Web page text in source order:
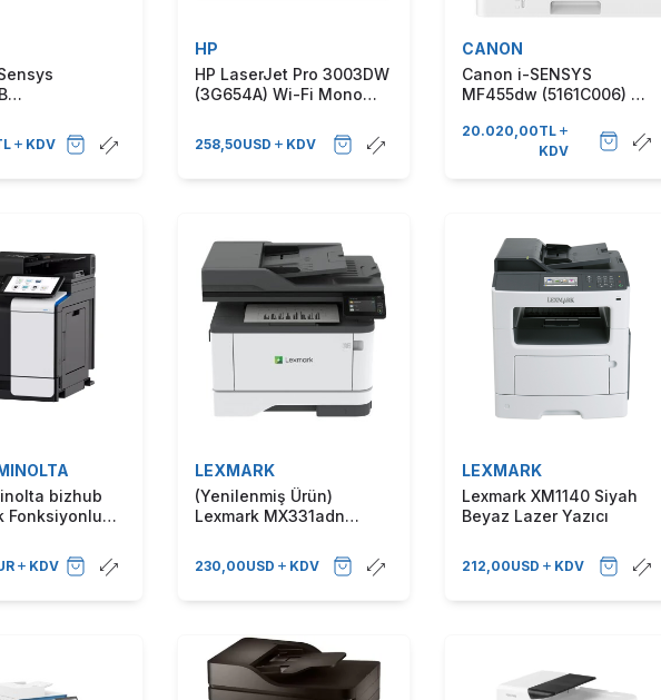
Yazıcı
KDV
HP
HP LaserJet Pro 3003DW
(3G654A) Wi-Fi Mono
258,50USD KDV
CANON
Canon i-SENSYS
MF455dw (5161C006) Wi-
+ Fax Çok Fonksiyonlu
Mono Lazer Yazıcı
20.020,00TL
KDV
bizhub
Fonksiyonlu
KDV
LEXMARK
(Yenilenmiş Ürün)
Lexmark MX331adn
Fonksiyonlu Lazer Yazıcı
230,00USD KDV
LEXMARK
Lexmark XM1140 Siyah
Beyaz Lazer Yazıcı
212,00USD KDV